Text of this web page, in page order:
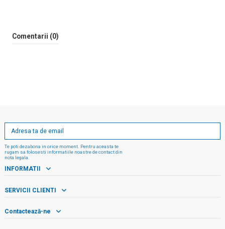
Comentarii (0)
Te poti dezabona in orice moment. Pentru aceasta te
rugam sa folosesti informatiile noastre de contact din
nota legala.
INFORMATII
SERVICII CLIENTI
Contactează-ne